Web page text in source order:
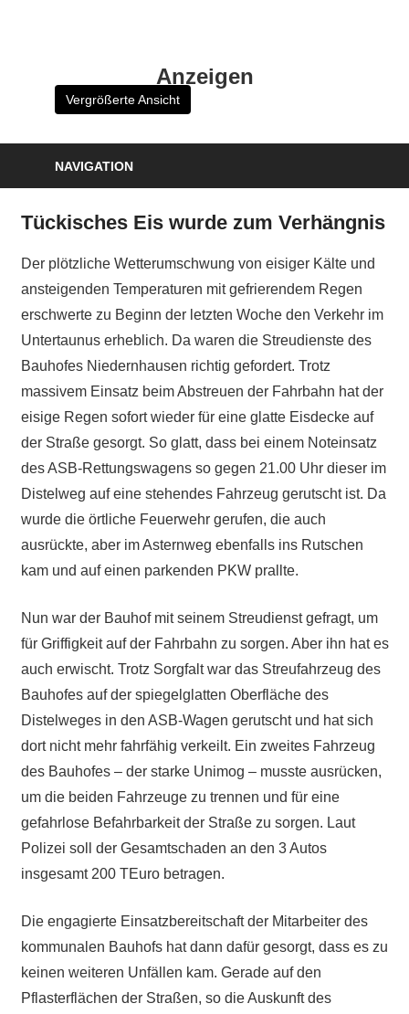
Anzeigen
Vergrößerte Ansicht
NAVIGATION
Tückisches Eis wurde zum Verhängnis
Der plötzliche Wetterumschwung von eisiger Kälte und
ansteigenden Temperaturen mit gefrierendem Regen
erschwerte zu Beginn der letzten Woche den Verkehr im
Untertaunus erheblich. Da waren die Streudienste des
Bauhofes Niedernhausen richtig gefordert. Trotz
massivem Einsatz beim Abstreuen der Fahrbahn hat der
eisige Regen sofort wieder für eine glatte Eisdecke auf
der Straße gesorgt. So glatt, dass bei einem Noteinsatz
des ASB-Rettungswagens so gegen 21.00 Uhr dieser im
Distelweg auf eine stehendes Fahrzeug gerutscht ist. Da
wurde die örtliche Feuerwehr gerufen, die auch
ausrückte, aber im Asternweg ebenfalls ins Rutschen
kam und auf einen parkenden PKW prallte.
Nun war der Bauhof mit seinem Streudienst gefragt, um
für Griffigkeit auf der Fahrbahn zu sorgen. Aber ihn hat es
auch erwischt. Trotz Sorgfalt war das Streufahrzeug des
Bauhofes auf der spiegelglatten Oberfläche des
Distelweges in den ASB-Wagen gerutscht und hat sich
dort nicht mehr fahrfähig verkeilt. Ein zweites Fahrzeug
des Bauhofes – der starke Unimog – musste ausrücken,
um die beiden Fahrzeuge zu trennen und für eine
gefahrlose Befahrbarkeit der Straße zu sorgen. Laut
Polizei soll der Gesamtschaden an den 3 Autos
insgesamt 200 TEuro betragen.
Die engagierte Einsatzbereitschaft der Mitarbeiter des
kommunalen Bauhofs hat dann dafür gesorgt, dass es zu
keinen weiteren Unfällen kam. Gerade auf den
Pflasterflächen der Straßen, so die Auskunft des